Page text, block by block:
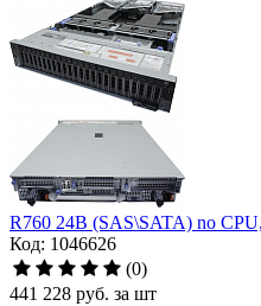
R760 24B (SAS\SATA) no
Код: 1046626
(0)
441 228 руб. за шт